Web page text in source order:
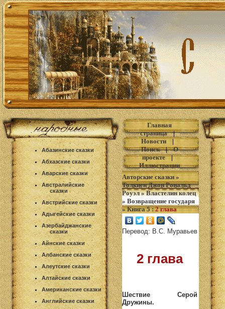
Абазинские сказки
Абхазские сказки
Аварские сказки
Австралийские
сказки
Австрийские сказки
Адыгейские сказки
Азербайджанские
сказки
Айнские сказки
Албанские сказки
Алеутские сказки
Алтайские сказки
Американские сказки
Английские сказки
Главная
страница|
Новости|
Поиск|О
проекте|
Иллюстрации
Авторские сказки »
Толкиен Джон Рональд
Роуэл»Властелин колец
» Возвращение государя
»Книга 5: 2 глава
Перевод: В.С. Муравьев
2 глава
Шествие Серой
Дружины.